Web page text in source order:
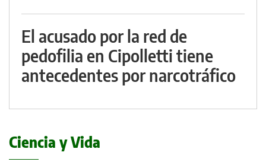
El acusado por la red de
pedofilia en Cipolletti tiene
antecedentes por narcotráfico
Ciencia y Vida